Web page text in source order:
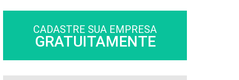
CADASTRE SUA EMPRESA
GRATUITAMENTE